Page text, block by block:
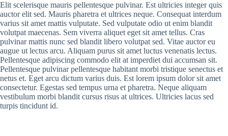
Elit scelerisque mauris pellentesque pulvinar. Est ultricies integer quis
auctor elit sed. Mauris pharetra et ultrices neque. Consequat interdum
varius sit amet mattis vulputate. Sed vulputate odio ut enim blandit
volutpat maecenas. Sem viverra aliquet eget sit amet tellus. Cras
pulvinar mattis nunc sed blandit libero volutpat sed. Vitae auctor eu
augue ut lectus arcu. Aliquam purus sit amet luctus venenatis lectus.
Pellentesque adipiscing commodo elit at imperdiet dui accumsan sit.
Pellentesque pulvinar pellentesque habitant morbi tristique senectus et
netus et. Eget arcu dictum varius duis. Est lorem ipsum dolor sit amet
consectetur. Egestas sed tempus urna et pharetra. Neque aliquam
vestibulum morbi blandit cursus risus at ultrices. Ultricies lacus sed
turpis tincidunt id.